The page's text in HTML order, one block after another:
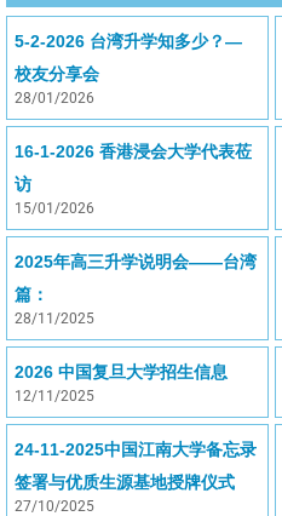
5-2-2026 台湾升学知多少？—
校友分享会
28/01/2026
16-1-2026 香港浸会大学代表莅
访
15/01/2026
2025年高三升学说明会——台湾
篇：
28/11/2025
2026 中国复旦大学招生信息
12/11/2025
24-11-2025中国江南大学备忘录
签署与优质生源基地授牌仪式
27/10/2025